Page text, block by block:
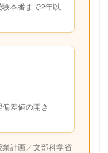
本番まで2年以
差値の開き
計画／文部科学省